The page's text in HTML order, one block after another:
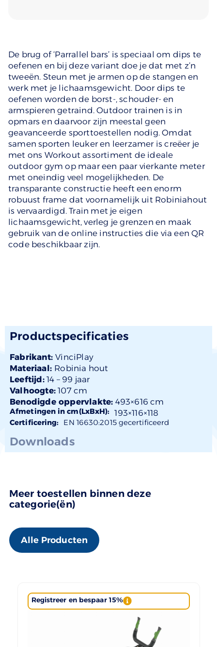
De brug of ‘Parrallel bars’ is speciaal om dips te
oefenen en bij deze variant doe je dat met z’n
tweeën. Steun met je armen op de stangen en
werk met je lichaamsgewicht. Door dips te
oefenen worden de borst-, schouder- en
armspieren getraind. Outdoor trainen is in
opmars en daarvoor zijn meestal geen
geavanceerde sporttoestellen nodig. Omdat
samen sporten leuker en leerzamer is creëer je
met ons Workout assortiment de ideale
outdoor gym op maar een paar vierkante meter
met oneindig veel mogelijkheden. De
transparante constructie heeft een enorm
robuust frame dat voornamelijk uit Robiniahout
is vervaardigd. Train met je eigen
lichaamsgewicht, verleg je grenzen en maak
gebruik van de online instructies die via een QR
code beschikbaar zijn.
Productspecificaties
Fabrikant:VinciPlay
Materiaal: Robinia hout
Leeftijd:14 – 99 jaar
Valhoogte: 107 cm
Benodigde oppervlakte: 493×616 cm
Afmetingen in cm(LxBxH): 193×116×118
Certificering: EN 16630:2015 gecertificeerd
Downloads
Meer toestellen binnen deze
categorie(ën)
Alle Producten
Registreer en bespaar 15%